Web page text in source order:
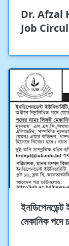
Dr. Afzal
Job
ইনডিপেনডেন্ট
মেকানিক পদে